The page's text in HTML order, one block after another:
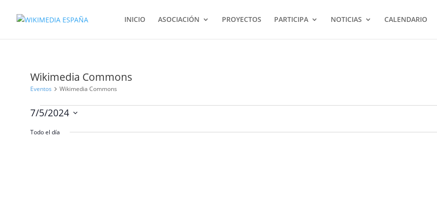
INICIO ASOCIACIÓN PROYECTOS PARTICIPA NOTICIAS CALENDARIO
Wikimedia Commons
Eventos Wikimedia Commons
Eventos
julio
7/5/2024
la
Todo el día